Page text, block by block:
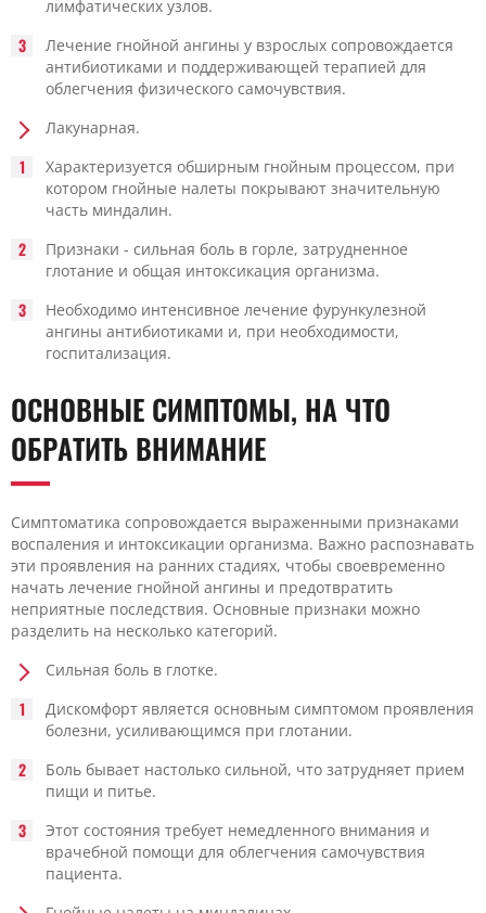
лимфатических узлов.
Лечение гнойной ангины у взрослых сопровождается
антибиотиками и поддерживающей терапией для
облегчения физического самочувствия.
Лакунарная.
Характеризуется обширным гнойным процессом, при
котором гнойные налеты покрывают значительную
часть миндалин.
Признаки - сильная боль в горле, затрудненное
глотание и общая интоксикация организма.
Необходимо интенсивное лечение фурункулезной
ангины антибиотиками и, при необходимости,
госпитализация.
ОСНОВНЫЕ СИМПТОМЫ, НА ЧТО
ОБРАТИТЬ ВНИМАНИЕ
Симптоматика сопровождается выраженными признаками
воспаления и интоксикации организма. Важно распознавать
эти проявления на ранних стадиях, чтобы своевременно
начать лечение гнойной ангины и предотвратить
неприятные последствия. Основные признаки можно
разделить на несколько категорий.
Сильная боль в глотке.
Дискомфорт является основным симптомом проявления
болезни, усиливающимся при глотании.
Боль бывает настолько сильной, что затрудняет прием
пищи и питье.
Этот состояния требует немедленного внимания и
врачебной помощи для облегчения самочувствия
пациента.